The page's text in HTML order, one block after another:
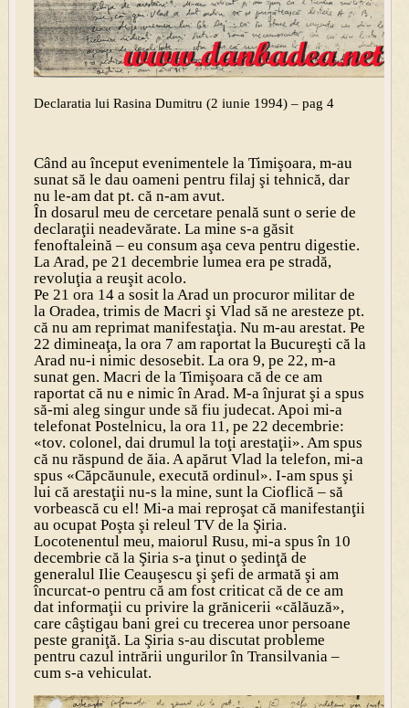
Declaratia lui Rasina Dumitru (2 iunie 1994) – pag 4
Când au început evenimentele la Timişoara, m-au
sunat să le dau oameni pentru filaj şi tehnică, dar
nu le-am dat pt. că n-am avut.
În dosarul meu de cercetare penală sunt o serie de
declaraţii neadevărate. La mine s-a găsit
fenoftaleină – eu consum aşa ceva pentru digestie.
La Arad, pe 21 decembrie lumea era pe stradă,
revoluţia a reuşit acolo.
Pe 21 ora 14 a sosit la Arad un procuror militar de
la Oradea, trimis de Macri şi Vlad să ne aresteze pt.
că nu am reprimat manifestaţia. Nu m-au arestat. Pe
22 dimineaţa, la ora 7 am raportat la Bucureşti că la
Arad nu-i nimic desosebit. La ora 9, pe 22, m-a
sunat gen. Macri de la Timişoara că de ce am
raportat că nu e nimic în Arad. M-a înjurat şi a spus
să-mi aleg singur unde să fiu judecat. Apoi mi-a
telefonat Postelnicu, la ora 11, pe 22 decembrie:
«tov. colonel, dai drumul la toţi arestaţii». Am spus
că nu răspund de ăia. A apărut Vlad la telefon, mi-a
spus «Căpcăunule, execută ordinul». I-am spus şi
lui că arestaţii nu-s la mine, sunt la Cioflică – să
vorbească cu el! Mi-a mai reproşat că manifestanţii
au ocupat Poşta şi releul TV de la Şiria.
Locotenentul meu, maiorul Rusu, mi-a spus în 10
decembrie că la Şiria s-a ţinut o şedinţă de
generalul Ilie Ceauşescu şi şefi de armată şi am
încurcat-o pentru că am fost criticat că de ce am
dat informaţii cu privire la grănicerii «călăuză»,
care câştigau bani grei cu trecerea unor persoane
peste graniţă. La Şiria s-au discutat probleme
pentru cazul intrării ungurilor în Transilvania –
cum s-a vehiculat.